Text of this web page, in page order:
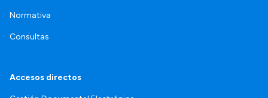
Normativa
Consultas
Accesos directos